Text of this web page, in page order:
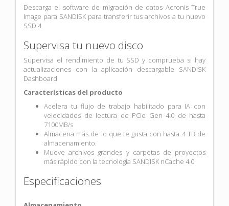
Descarga el software de migración de datos Acronis True
Image para SANDISK para transferir tus archivos a tu nuevo
SSD.4
Supervisa tu nuevo disco
Supervisa el rendimiento de tu SSD y comprueba si hay
actualizaciones con la aplicación descargable SANDISK
Dashboard
Características del producto
Acelera tu flujo de trabajo habilitado para IA con
velocidades de lectura de PCIe Gen 4.0 de hasta
7100MB/s
Almacena más de lo que te gusta con hasta 4 TB de
almacenamiento.
Mueve archivos grandes y carpetas de proyectos
más rápido con la tecnología SANDISK nCache 4.0
Especificaciones